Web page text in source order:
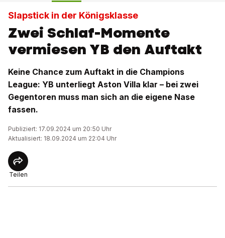
Slapstick in der Königsklasse
Zwei Schlaf-Momente
vermiesen YB den Auftakt
Keine Chance zum Auftakt in die Champions
League: YB unterliegt Aston Villa klar – bei zwei
Gegentoren muss man sich an die eigene Nase
fassen.
Publiziert: 17.09.2024 um 20:50 Uhr
Aktualisiert: 18.09.2024 um 22:04 Uhr
Teilen